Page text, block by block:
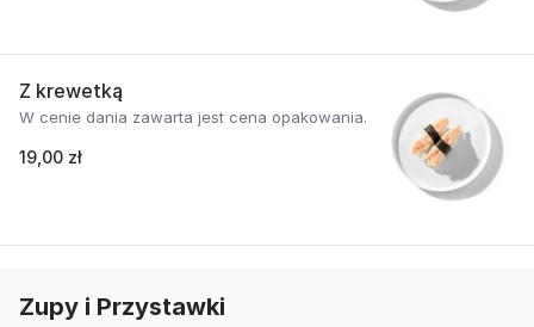
Z krewetką
W cenie dania zawarta jest cena opakowania.
19,00 zł
Zupy i Przystawki